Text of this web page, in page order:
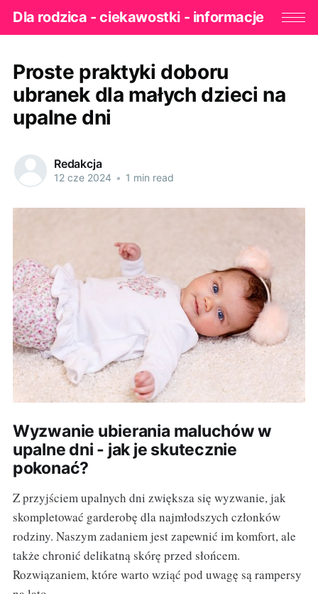
Dla rodzica - ciekawostki - informacje
Proste praktyki doboru
ubranek dla małych dzieci na
upalne dni
Redakcja
12 cze 2024 • 1 min read
Wyzwanie ubierania maluchów w
upalne dni - jak je skutecznie
pokonać?
Z przyjściem upalnych dni zwiększa się wyzwanie, jak
skompletować garderobę dla najmłodszych członków
rodziny. Naszym zadaniem jest zapewnić im komfort, ale
także chronić delikatną skórę przed słońcem.
Rozwiązaniem, które warto wziąć pod uwagę są rampersy